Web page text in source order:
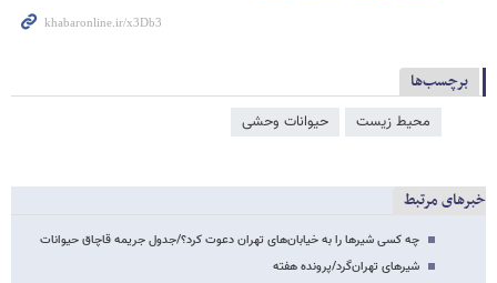
برچسب‌ها
محیط زیست حیوانات وحشی
خبرهای مرتبط
چه کسی شیر‌ها را به خیابان‌های تهران دعوت کرد؟/جدول جریمه قاچاق حیوانات
شیرهای تهرا‌ن‌گرد/پرونده هفته